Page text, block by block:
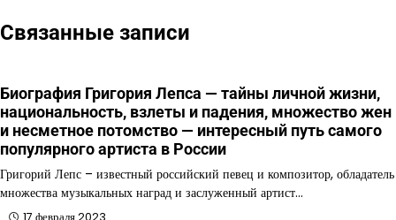
Связанные записи
Биография Григория Лепса — тайны личной жизни,
национальность, взлеты и падения, множество жен
и несметное потомство — интересный путь самого
популярного артиста в России
Григорий Лепс – известный российский певец и композитор, обладатель
множества музыкальных наград и заслуженный артист…